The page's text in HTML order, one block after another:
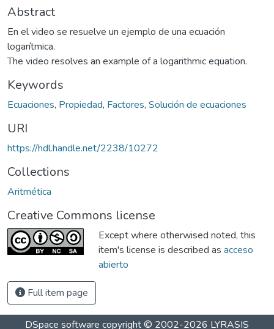
Abstract
En el video se resuelve un ejemplo de una ecuación
logarítmica.
The video resolves an example of a logarithmic equation.
Keywords
Ecuaciones, Propiedad, Factores, Solución de ecuaciones
URI
https://hdl.handle.net/2238/10272
Collections
Aritmética
Creative Commons license
Except where otherwised noted, this
item's license is described as acceso
abierto
Full item page
DSpace software copyright © 2002-2026 LYRASIS